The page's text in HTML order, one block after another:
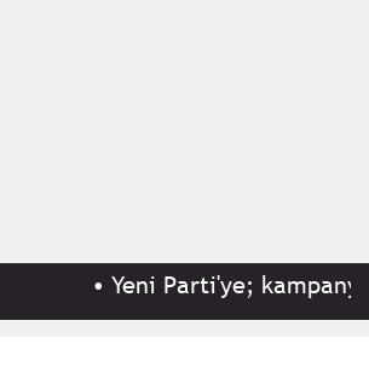
Yeni Parti'ye;